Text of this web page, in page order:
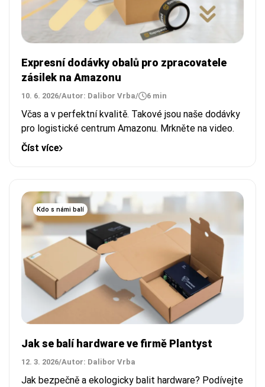
Expresní dodávky obalů pro zpracovatele
zásilek na Amazonu
10. 6. 2026/Autor: Dalibor Vrba/ 6 min
Včas a v perfektní kvalitě. Takové jsou naše dodávky
pro logistické centrum Amazonu. Mrkněte na video.
Číst více
Kdo s námi balí
Jak se balí hardware ve firmě Plantyst
12. 3. 2026/Autor: Dalibor Vrba
Jak bezpečně a ekologicky balit hardware? Podívejte